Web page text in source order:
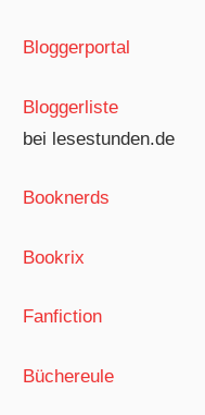
Bloggerportal
Bloggerliste
bei lesestunden.de
Booknerds
Bookrix
Fanfiction
Büchereule